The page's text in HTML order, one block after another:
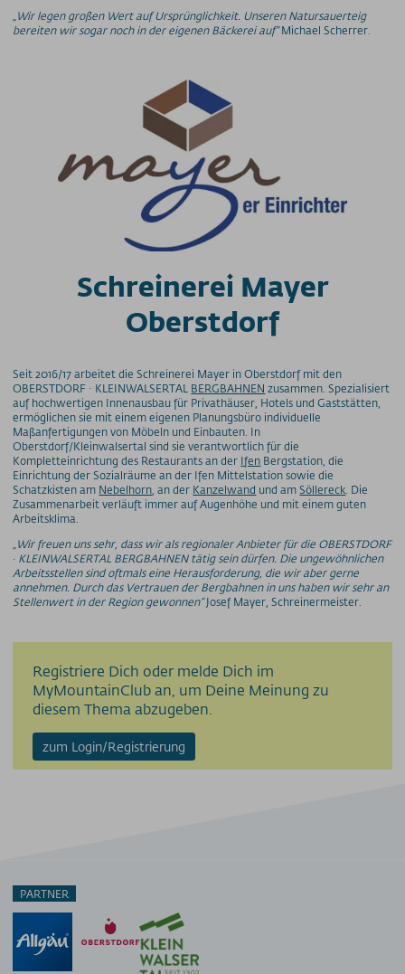
„Wir legen großen Wert auf Ursprünglichkeit. Unseren Natursauerteig
bereiten wir sogar noch in der eigenen Bäckerei auf“Michael Scherrer.
Schreinerei Mayer
Oberstdorf
Seit 2016/17 arbeitet die Schreinerei Mayer in Oberstdorf mit den
OBERSTDORF · KLEINWALSERTAL BERGBAHNEN zusammen. Spezialisiert
auf hochwertigen Innenausbau für Privathäuser, Hotels und Gaststätten,
ermöglichen sie mit einem eigenen Planungsbüro individuelle
Maßanfertigungen von Möbeln und Einbauten. In
Oberstdorf/Kleinwalsertal sind sie verantwortlich für die
Kompletteinrichtung des Restaurants an der Ifen Bergstation, die
Einrichtung der Sozialräume an der Ifen Mittelstation sowie die
Schatzkisten am Nebelhorn, an der Kanzelwand und amSöllereck. Die
Zusammenarbeit verläuft immer auf Augenhöhe und mit einem guten
Arbeitsklima.
„Wir freuen uns sehr, dass wir als regionaler Anbieter für die OBERSTDORF
· KLEINWALSERTAL BERGBAHNEN tätig sein dürfen. Die ungewöhnlichen
Arbeitsstellen sind oftmals eine Herausforderung, die wir aber gerne
annehmen. Durch das Vertrauen der Bergbahnen in uns haben wir sehr an
Stellenwert in der Region gewonnen“Josef Mayer, Schreinermeister.
Registriere Dich oder melde Dich im
MyMountainClub an, um Deine Meinung zu
diesem Thema abzugeben.
zum Login/Registrierung
PARTNER